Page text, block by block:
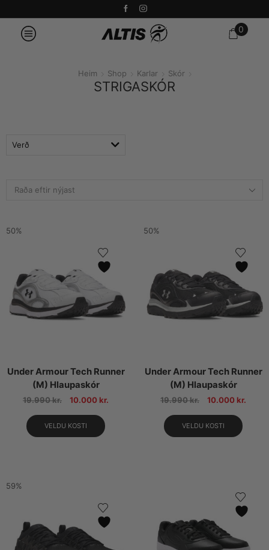
0
Heim Shop Karlar Skór
STRIGASKÓR
Verð
50%
Under Armour Tech Runner
(M) Hlaupaskór
19.990kr. 10.000 kr.
VELDU KOSTI
50%
Under Armour Tech Runner
(M) Hlaupaskór
19.990kr. 10.000 kr.
VELDU KOSTI
59%